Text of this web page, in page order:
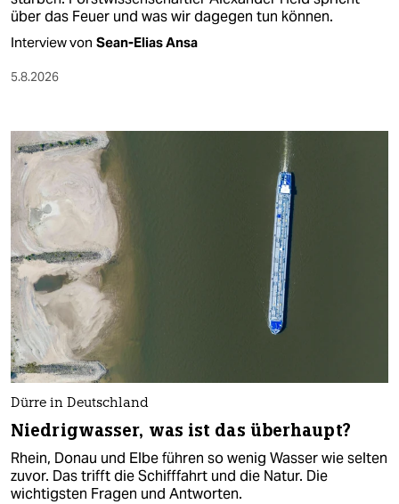
über das Feuer und was wir dagegen tun können.
Interview von Sean-Elias Ansa
5.8.2026
Dürre in Deutschland
Niedrigwasser, was ist das überhaupt?
Rhein, Donau und Elbe führen so wenig Wasser wie selten
zuvor. Das trifft die Schifffahrt und die Natur. Die
wichtigsten Fragen und Antworten.